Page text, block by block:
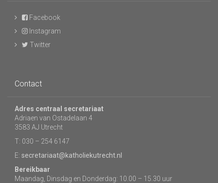
Facebook
Instagram
Twitter
Contact
Adres centraal secretariaat
Adriaen van Ostadelaan 4
3583 AJ Utrecht
T: 030 – 254 6147
E: secretariaat@katholiekutrecht.nl
Bereikbaar
Maandag, Dinsdag en Donderdag: 10.00 – 15.30 uur